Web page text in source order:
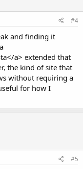
#4
and finding it
a> extended that
the kind of site that
without requiring a
for how I
#5